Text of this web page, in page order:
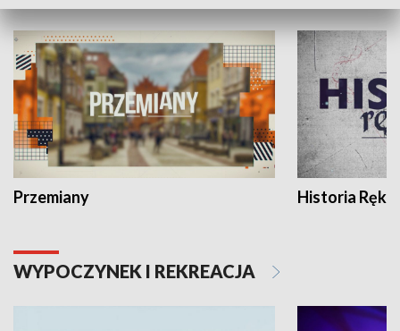
Przemiany Historia Ręką
WYPOCZYNEK I REKREACJA